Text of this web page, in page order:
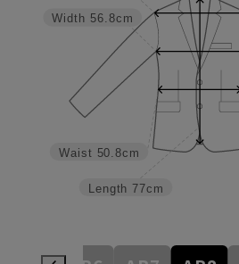
Length 77cm
Waist 50.8cm
Width 56.8cm